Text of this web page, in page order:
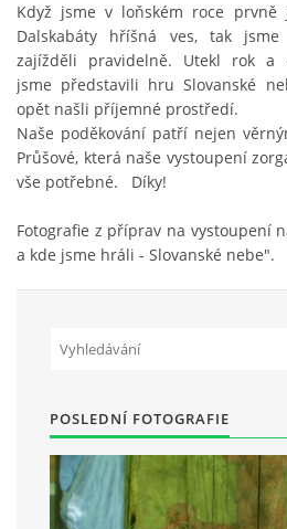
KDY, KDE A CO HRAJEME
HRY OD ROKU 1973
VIDEOZÁZNAMY Z HER
FOTOALBUM
ČLENOVÉ - SOUČASNOST
HRY DO ROKU 1973
MÍSTO PRO VAŠE VZKAZY!!
DOKUMENTY OVJK
Když jsme v loňském roce
Dalskabáty hříšná ves, tak
zajížděli pravidelně. Utekl rok a
jsme představili hru Slovanské
opět našli příjemné prostředí.
Naše poděkování patří nejen
Průšové, která naše vystoupení
vše potřebné. Díky!
Fotografie z příprav na vystoupení
a kde jsme hráli - Slovanské nebe".
POSLEDNÍ FOTOGRAFIE